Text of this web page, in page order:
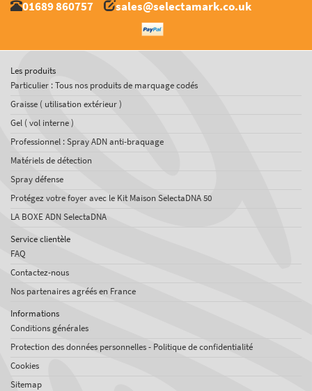
01689 860757 sales@selectamark.co.uk
Les produits
Particulier : Tous nos produits de marquage codés
Graisse ( utilisation extérieur )
Gel ( vol interne )
Professionnel : Spray ADN anti-braquage
Matériels de détection
Spray défense
Protégez votre foyer avec le Kit Maison SelectaDNA 50
LA BOXE ADN SelectaDNA
Service clientèle
FAQ
Contactez-nous
Nos partenaires agréés en France
Informations
Conditions générales
Protection des données personnelles - Politique de confidentialité
Cookies
Sitemap